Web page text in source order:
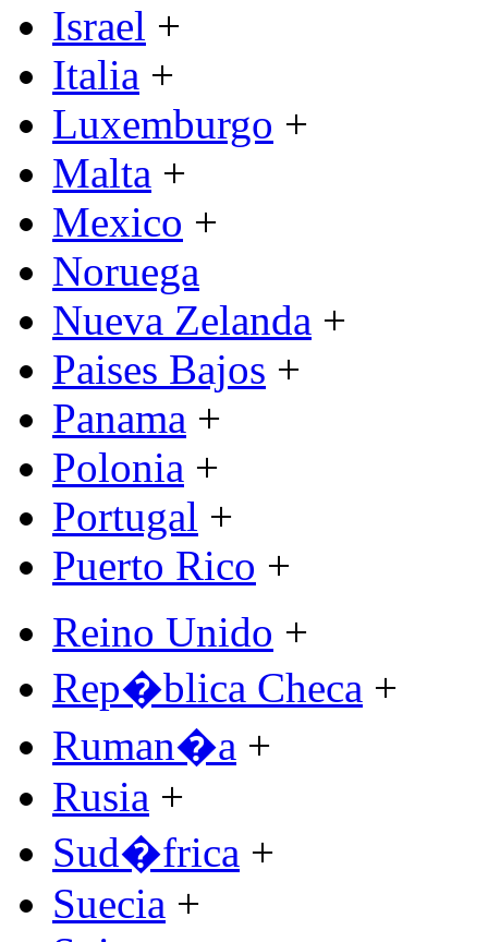
Israel +
Italia +
Luxemburgo +
Malta +
Mexico +
Noruega
Nueva Zelanda +
Paises Bajos +
Panama +
Polonia +
Portugal +
Puerto Rico +
Reino Unido +
Rep�blica Checa +
Ruman�a +
Rusia +
Sud�frica +
Suecia +